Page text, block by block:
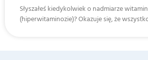
Słyszałeś kiedykolwiek o nadmiarze witamin
(hiperwitaminozie)? Okazuje się, że